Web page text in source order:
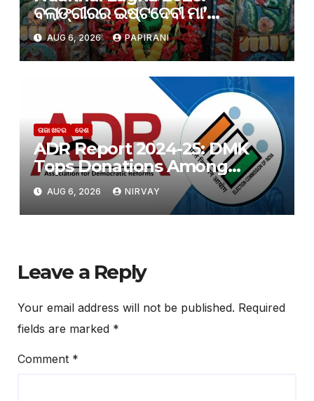
ବଲାଙ୍ଗୀରର ଇଷ୍ଟଦେବୀ ମା’
ସମଲେଶ୍ୱରୀଙ୍କ ପାଖରେ ଲାଗି ହେବ
ନବାନ୍ନ
AUG 6, 2026 PAPIRANI
ତାଜା ଖବର ଦେଶ
ADR Report 2024-25: DMK
Tops Donations Among
Regional Parties
AUG 6, 2026 NIRVAY
Leave a Reply
Your email address will not be published. Required
fields are marked *
Comment *